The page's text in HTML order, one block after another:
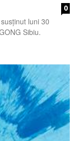
0
luni 30
Sibiu.